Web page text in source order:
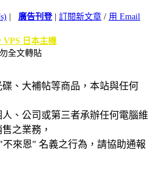
廣告刊登| 訂閱新文章 / 用 Email
VPS 日本主機
全文轉貼
、大補帖等商品，本站與任何
、公司或第三者承辦任何電腦維
之業務，
來恩" 名義之行為，請協助通報